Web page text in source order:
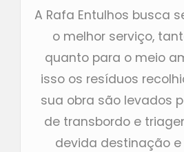
A Rafa Entulhos busca
o melhor serviço,
quanto para o meio
isso os resíduos
sua obra são levados
de transbordo e
devida destinação